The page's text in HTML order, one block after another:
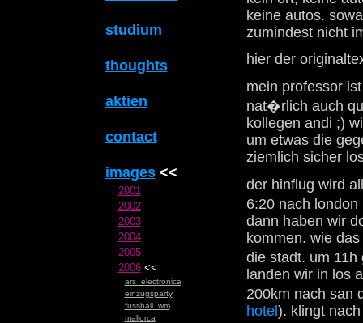
studium
thoughts
aktien
contact
images<<
2001
2002
2003
2004
2005
2006<<
ars_electronica
einzugsparty
fussball_wm
mallorca
keine autos.
zumindest nicht
hier der
mein professor
nat�rlich auch
kollegen andi ;)
um etwas die
ziemlich sicher
der hinflug wird
6:20 nach
dann haben wir
kommen. wie
die stadt. um
landen wir in los
200km nach san
hotel). klingt